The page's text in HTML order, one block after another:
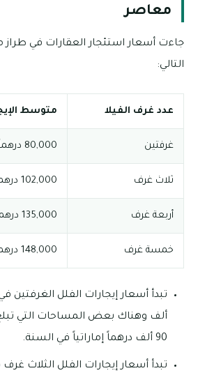
معاصر
جاءت أسعار استئجار العقارات في طراز
التالي:
عدد غرف الفيلا متوسط
غرفتين 80,000 درهماً إماراتياً.
ثلاث غرف 102,000 درهماً إماراتياً.
أربعة غرف 135,000 درهماً إماراتياً.
خمسة غرف 148,000 درهماً إماراتياً.
ألف وهناك بعض المساحات التي
90 ألف درهماً إماراتياً في السنة.
تبدأ أسعار إيجارات الفلل الثلاث